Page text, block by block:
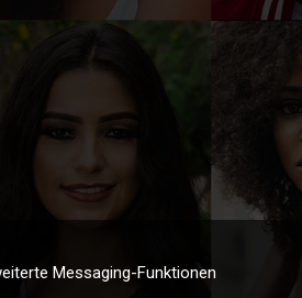
Messaging-Funktionen